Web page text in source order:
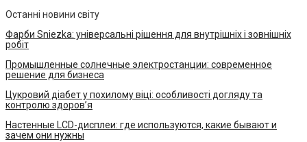
Останні новини світу
Фарби Sniezka: універсальні рішення для внутрішніх і зовнішніх
робіт
Промышленные солнечные электростанции: современное
решение для бизнеса
Цукровий діабет у похилому віці: особливості догляду та
контролю здоров’я
Настенные LCD-дисплеи: где используются, какие бывают и
зачем они нужны